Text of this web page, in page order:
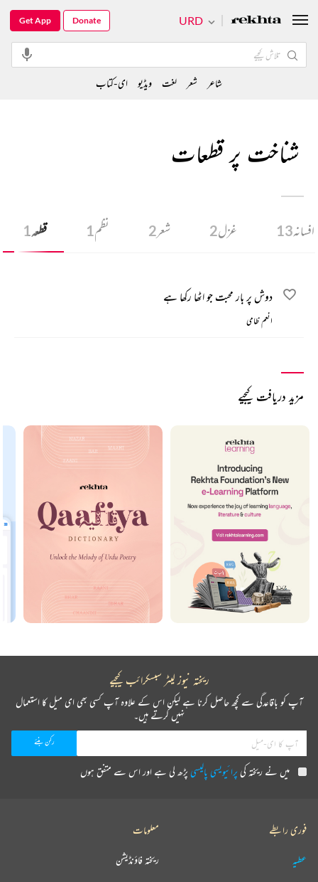
شناخت پر قطعات
افسانہ13 غزل2 شعر2 نظم1 قطعہ1
دوش پر بار محبت جو اٹھا رکھا ہے
انعم ظامی
مزید دریافت کیجیے
URD
Get App Donate
شاعر شعر لغت ویڈیو ای-کتاب
ریختہ نیوز لیٹر سبسکرائب کیجیے
آپ کو باقاعدگی سے کچھ حاصل کرنا ہے لیکن اس کے علاوہ آپ کسی بھی ای میل کا استعمال
نہیں کرتے ہیں۔
میں نے ریختہ کیپرائیویسی پالیسیپڑھ لی ہے اور اس سے متفق ہوں
فوری رابطے
عطیہ
معلومات
ریختہ فاؤنڈیشن